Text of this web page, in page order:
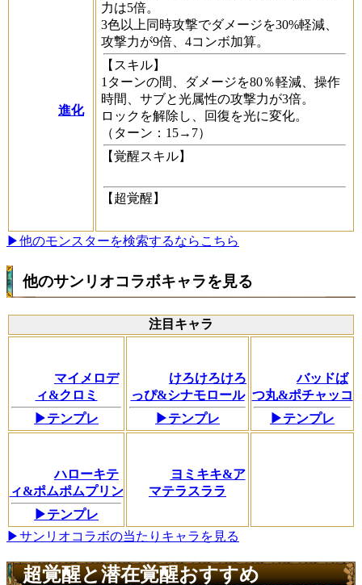
進化
力は5倍。
3色以上同時攻撃でダメージを30%軽減、
攻撃力が9倍、4コンボ加算。
【スキル】
1ターンの間、ダメージを80％軽減、操作
時間、サブと光属性の攻撃力が3倍。
ロックを解除し、回復を光に変化。
（ターン：15→7）
【覚醒スキル】
【超覚醒】
▶他のモンスターを検索するならこちら
他のサンリオコラボキャラを見る
注目キャラ
マイメロデ
ィ&クロミ
▶テンプレ
けろけろけろ
っぴ&シナモロール
▶テンプレ
バッドば
つ丸&ポチャッコ
▶テンプレ
ハローキテ
ィ&ポムポムプリン
▶テンプレ
ヨミキキ&ア
マテラスララ
▶サンリオコラボの当たりキャラを見る
超覚醒と潜在覚醒おすすめ